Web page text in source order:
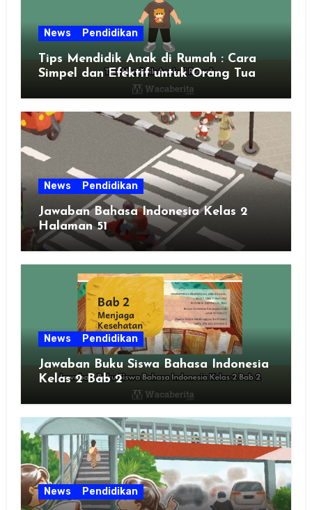
News Pendidikan
Tips Mendidik Anak di Rumah : Cara
Simpel dan Efektif untuk Orang Tua
Zaman Sekarang
News Pendidikan
Jawaban Bahasa Indonesia Kelas 2
Halaman 51
News Pendidikan
Jawaban Buku Siswa Bahasa Indonesia
Kelas 2 Bab 2
News Pendidikan